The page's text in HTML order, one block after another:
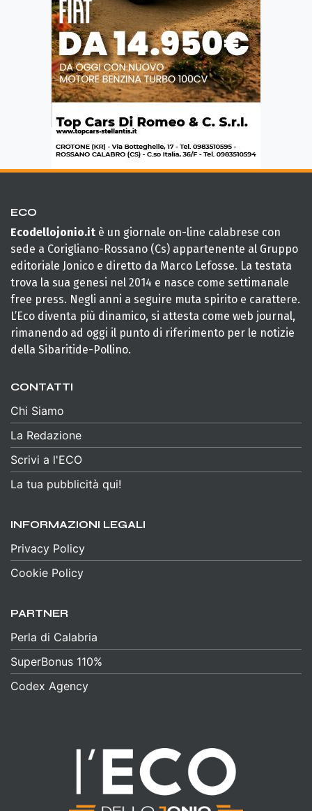
ECO
Ecodellojonio.it è un giornale on-line calabrese con
sede a Corigliano-Rossano (Cs) appartenente al Gruppo
editoriale Jonico e diretto da Marco Lefosse. La testata
trova la sua genesi nel 2014 e nasce come settimanale
free press. Negli anni a seguire muta spirito e carattere.
L’Eco diventa più dinamico, si attesta come web journal,
rimanendo ad oggi il punto di riferimento per le notizie
della Sibaritide-Pollino.
CONTATTI
Chi Siamo
La Redazione
Scrivi a l'ECO
La tua pubblicità qui!
INFORMAZIONI LEGALI
Privacy Policy
Cookie Policy
PARTNER
Perla di Calabria
SuperBonus 110%
Codex Agency